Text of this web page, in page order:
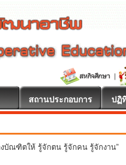
สถานประกอบการ ปฏิ
งบัณฑิตให้ รู้จักตน รู้จักคน รู้จักงาน”